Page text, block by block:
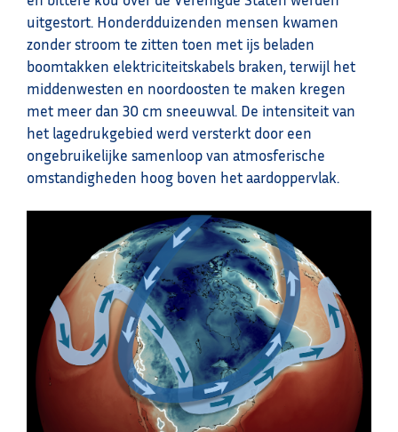
uitgestort. Honderdduizenden mensen kwamen
zonder stroom te zitten toen met ijs beladen
boomtakken elektriciteitskabels braken, terwijl het
middenwesten en noordoosten te maken kregen
met meer dan 30 cm sneeuwval. De intensiteit van
het lagedrukgebied werd versterkt door een
ongebruikelijke samenloop van atmosferische
omstandigheden hoog boven het aardoppervlak.